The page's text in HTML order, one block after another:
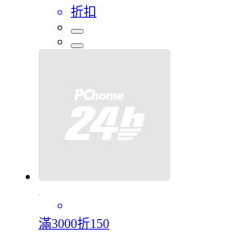
折扣
滿3000折150